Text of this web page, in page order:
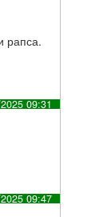
рапса.
09:31
09:47